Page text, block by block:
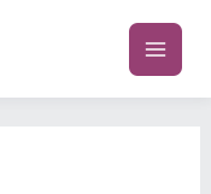
main